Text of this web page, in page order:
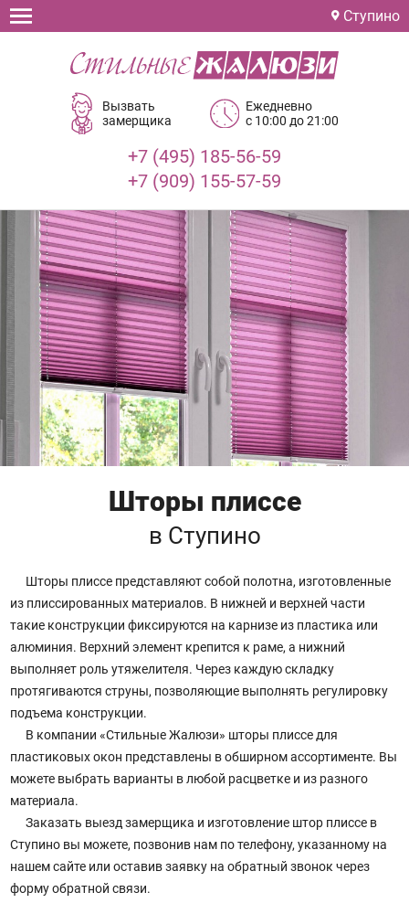
Ступино
Вызвать
замерщика
Ежедневно
с 10:00 до 21:00
+7 (495) 185-56-59
+7 (909) 155-57-59
Шторы плиссе
в Ступино
Шторы плиссе представляют собой полотна, изготовленные
из плиссированных материалов. В нижней и верхней части
такие конструкции фиксируются на карнизе из пластика или
алюминия. Верхний элемент крепится к раме, а нижний
выполняет роль утяжелителя. Через каждую складку
протягиваются струны, позволяющие выполнять регулировку
подъема конструкции.
В компании «Стильные Жалюзи» шторы плиссе для
пластиковых окон представлены в обширном ассортименте. Вы
можете выбрать варианты в любой расцветке и из разного
материала.
Заказать выезд замерщика и изготовление штор плиссе в
Ступино вы можете, позвонив нам по телефону, указанному на
нашем сайте или оставив заявку на обратный звонок через
форму обратной связи.